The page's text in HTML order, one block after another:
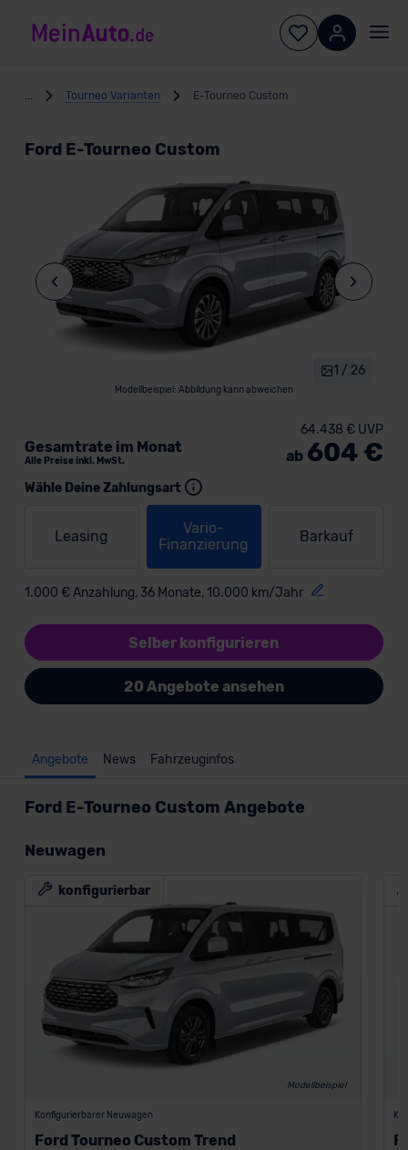
Tourneo Varianten E-Tourneo Custom
Ford E-Tourneo Custom
Modellbeispiel: Abbildung kann abweichen
1 / 26
Wähle Deine Zahlungsart
Leasing
Vario-
Finanzierung
Barkauf
1.000 € Anzahlung, 36 Monate, 10.000 km/Jahr
Gesamtrate im Monat
Alle Preise inkl. MwSt.
64.438 € UVP
ab 604 €
Selber konfigurieren
20 Angebote ansehen
Angebote News Fahrzeuginfos
Ford E-Tourneo Custom Angebote
Neuwagen
Modellbeispiel
konfigurierbar
Konfigurierbarer Neuwagen
Ford Tourneo Custom Trend